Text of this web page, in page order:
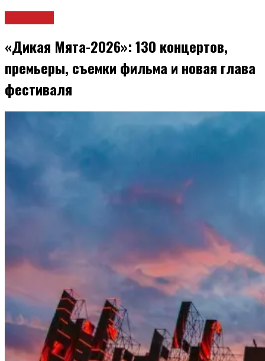
«Дикая Мята-2026»: 130 концертов,
премьеры, съемки фильма и новая глава
фестиваля